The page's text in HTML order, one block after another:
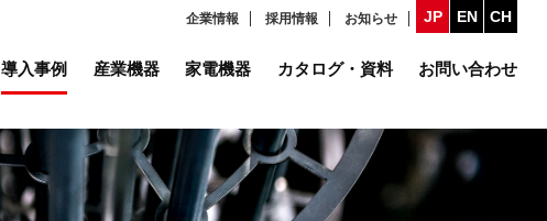
企業情報 採用情報 お知らせ JP EN CH
導入事例 産業機器 家電機器 カタログ・資料 お問い合わせ